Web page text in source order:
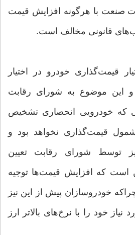
صنعت با هرگونه افزایش قیمت
قانونی مخالف است.
قیمت‌گذاری خودرو در اختیار
موضوع به شورای رقابت
که خودرویی انحصاری تشخیص
قیمت‌گذاری نخواهد بود و
توسط شورای رقابت تعیین
است که افزایش قیمت‌ها توجیه
خودروسازان پیش از این نیز
خود را با نرخ‌های بالاتر ارز